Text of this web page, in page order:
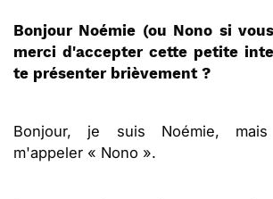
Bonjour Noémie (ou Nono si
merci d'accepter cette petite
te présenter brièvement ?
Bonjour, je suis Noémie,
m'appeler « Nono ».